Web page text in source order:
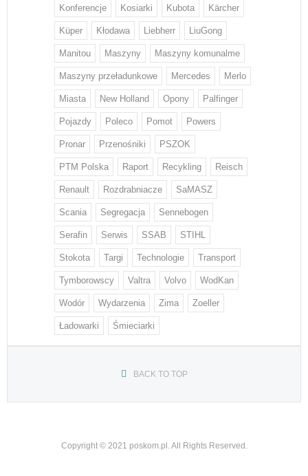
Konferencje Kosiarki Kubota Kärcher
Küper Kłodawa Liebherr LiuGong
Manitou Maszyny Maszyny komunalme
Maszyny przeładunkowe Mercedes Merlo
Miasta New Holland Opony Palfinger
Pojazdy Poleco Pomot Powers
Pronar Przenośniki PSZOK
PTM Polska Raport Recykling Reisch
Renault Rozdrabniacze SaMASZ
Scania Segregacja Sennebogen
Serafin Serwis SSAB STIHL
Stokota Targi Technologie Transport
Tymborowscy Valtra Volvo WodKan
Wodór Wydarzenia Zima Zoeller
Ładowarki Śmieciarki
BACK TO TOP
Copyright © 2021 poskom.pl. All Rights Reserved.